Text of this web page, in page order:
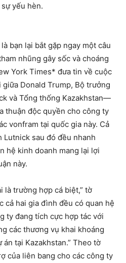
yếu hèn.
bạn lại bắt gặp ngay một câu
nhũng gây sốc và choáng
York Times* đưa tin về cuộc
Donald Trump, Bộ trưởng
và Tổng thống Kazakhstan—
thuận độc quyền cho công ty
vonfram tại quốc gia này. Cả
sau đó đều nhanh
hệ kinh doanh mang lại lợi
này.
là trường hợp cá biệt,” tờ
cả hai gia đình đều có quan hệ
ty đang tích cực hợp tác với
các thương vụ khai khoáng
tại Kazakhstan.” Theo tờ
của liên bang cho các công ty